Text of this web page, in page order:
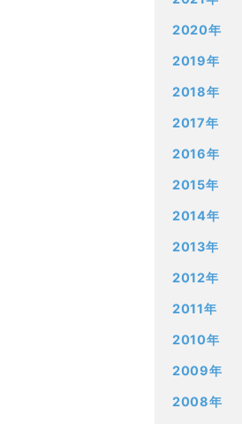
2020年
2019年
2018年
2017年
2016年
2015年
2014年
2013年
2012年
2011年
2010年
2009年
2008年